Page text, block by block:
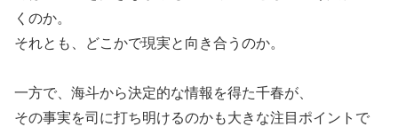
くのか。
それとも、どこかで現実と向き合うのか。
一方で、海斗から決定的な情報を得た千春が、
その事実を司に打ち明けるのかも大きな注目ポイントで